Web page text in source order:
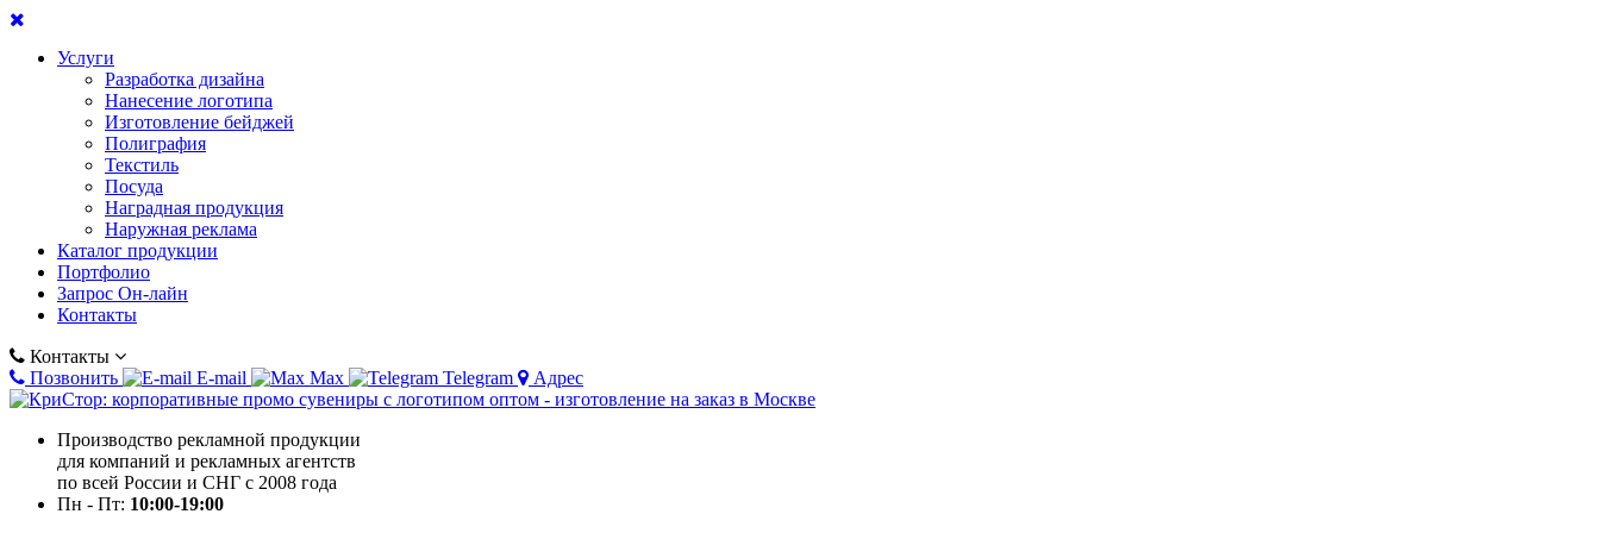
Услуги
Разработка дизайна
Нанесение логотипа
Изготовление бейджей
Полиграфия
Текстиль
Посуда
Наградная продукция
Наружная реклама
Каталог продукции
Портфолио
Запрос Он-лайн
Контакты
Контакты
Позвонить
E-mail Max Telegram Адрес
Производство рекламной продукции
для компаний и рекламных агентств
по всей России и СНГ с 2008 года
Пн - Пт: 10:00-19:00